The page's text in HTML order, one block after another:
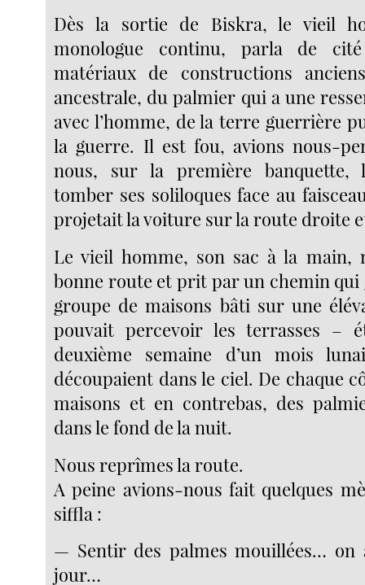
Dès la sortie de Biskra, le vieil
monologue continu, parla de
matériaux de constructions
ancestrale, du palmier qui a une
avec l’homme, de la terre guerrière
la guerre. Il est fou, avions nous-
nous, sur la première banquette,
tomber ses soliloques face au
projetait la voiture sur la route droite
Le vieil homme, son sac à la main,
bonne route et prit par un chemin
groupe de maisons bâti sur une
pouvait percevoir les terrasses –
deuxième semaine d’un mois
découpaient dans le ciel. De chaque
maisons et en contrebas, des
dans le fond de la nuit.
Nous reprîmes la route.
A peine avions-nous fait quelques
siffla :
— Sentir des palmes mouillées… on
jour…